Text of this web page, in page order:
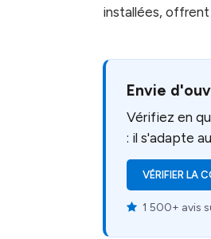
installées,
Envie
Vérifiez en
: il s'adapte
VÉRIFIER LA
1 500+ avis